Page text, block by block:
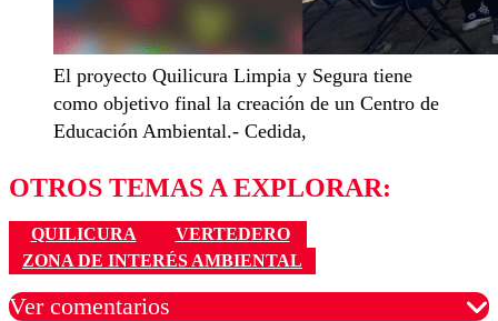
El proyecto Quilicura Limpia y Segura tiene
como objetivo final la creación de un Centro de
Educación Ambiental.- Cedida,
OTROS TEMAS A EXPLORAR:
QUILICURA
VERTEDERO
ZONA DE INTERÉS AMBIENTAL
Ver comentarios